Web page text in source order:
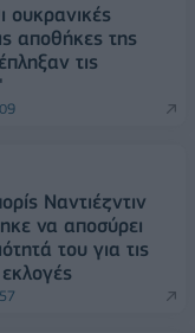
ουκρανικές
αποθήκες της
τις
Ναντιέζντιν
να αποσύρει
του για τις